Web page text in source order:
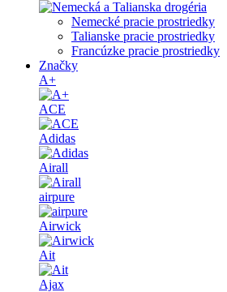
Nemecké pracie prostriedky
Talianske pracie prostriedky
Francúzke pracie prostriedky
Značky
A+
ACE
Adidas
Airall
airpure
Airwick
Ait
Ajax